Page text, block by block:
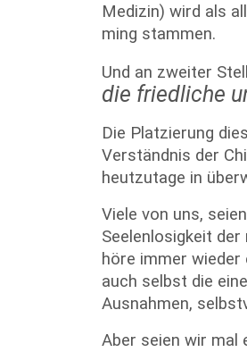
Medizin) wird als
ming stammen.
Und an zweiter
die friedliche
Die Platzierung
Verständnis der
heutzutage in
Viele von uns,
Seelenlosigkeit
höre immer wieder
auch selbst die
Ausnahmen,
Aber seien wir mal